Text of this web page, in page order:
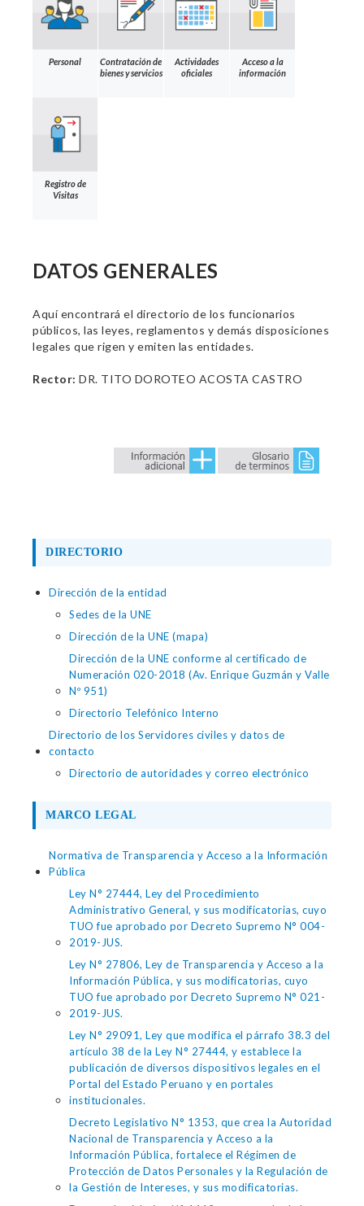
Personal
Contratación de
bienes y servicios
Actividades
oficiales
Acceso a la
información
Registro de
Visitas
DATOS GENERALES
Aquí encontrará el directorio de los funcionarios
públicos, las leyes, reglamentos y demás disposiciones
legales que rigen y emiten las entidades.
Rector: DR. TITO DOROTEO ACOSTA CASTRO
DIRECTORIO
Dirección de la entidad
Sedes de la UNE
Dirección de la UNE (mapa)
Dirección de la UNE conforme al certificado de
Numeración 020-2018 (Av. Enrique Guzmán y Valle
Nº 951)
Directorio Telefónico Interno
Directorio de los Servidores civiles y datos de
contacto
Directorio de autoridades y correo electrónico
MARCO LEGAL
Normativa de Transparencia y Acceso a la Información
Pública
Ley N° 27444, Ley del Procedimiento
Administrativo General, y sus modificatorias, cuyo
TUO fue aprobado por Decreto Supremo N° 004-
2019-JUS.
Ley N° 27806, Ley de Transparencia y Acceso a la
Información Pública, y sus modificatorias, cuyo
TUO fue aprobado por Decreto Supremo N° 021-
2019-JUS.
Ley N° 29091, Ley que modifica el párrafo 38.3 del
artículo 38 de la Ley N° 27444, y establece la
publicación de diversos dispositivos legales en el
Portal del Estado Peruano y en portales
institucionales.
Decreto Legislativo N° 1353, que crea la Autoridad
Nacional de Transparencia y Acceso a la
Información Pública, fortalece el Régimen de
Protección de Datos Personales y la Regulación de
la Gestión de Intereses, y sus modificatorias.